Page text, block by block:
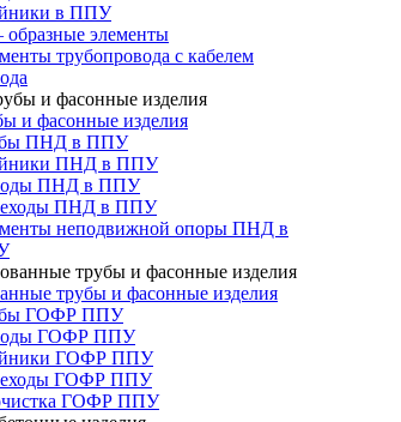
в ППУ
элементы
трубопровода с кабелем
и фасонные изделия
ПНД в ППУ
ПНД в ППУ
ПНД в ППУ
ПНД в ППУ
неподвижной опоры ПНД в
трубы и фасонные изделия
ГОФР ППУ
ГОФР ППУ
ГОФР ППУ
ГОФР ППУ
ГОФР ППУ